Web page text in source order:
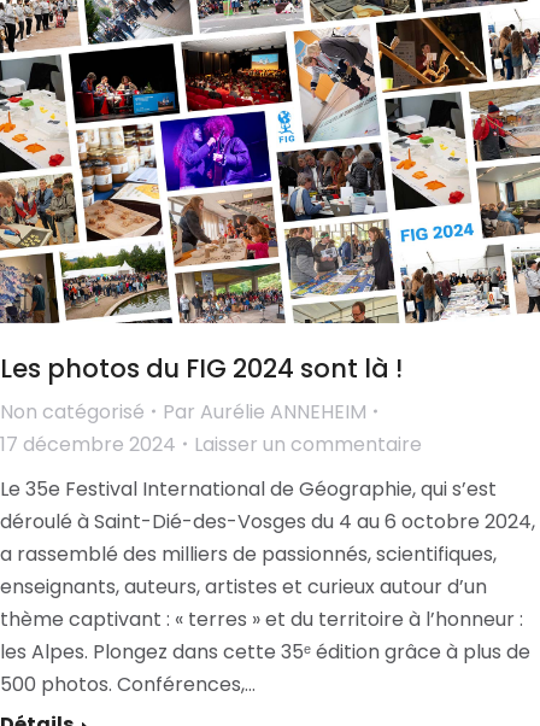
Les photos du FIG 2024 sont là !
Non catégorisé Par Aurélie ANNEHEIM
17 décembre 2024
Laisser un commentaire
Le 35e Festival International de Géographie, qui s’est
déroulé à Saint-Dié-des-Vosges du 4 au 6 octobre 2024,
a rassemblé des milliers de passionnés, scientifiques,
enseignants, auteurs, artistes et curieux autour d’un
thème captivant : « terres » et du territoire à l’honneur :
les Alpes. Plongez dans cette 35ᵉ édition grâce à plus de
500 photos. Conférences,…